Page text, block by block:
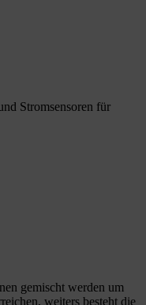
Stromsensoren für
gemischt werden um
weiters besteht die